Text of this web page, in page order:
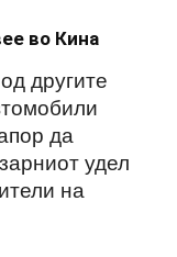
во Кина
другите
да
удел
на